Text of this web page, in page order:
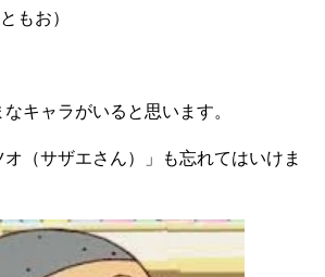
もお）
キャラがいると思います。
（サザエさん）」も忘れてはいけま